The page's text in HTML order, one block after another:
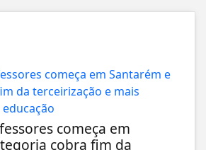
começa em
cobra fim da